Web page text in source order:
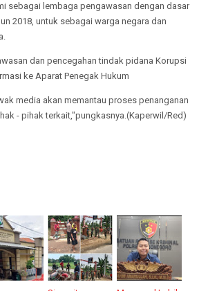
sebagai lembaga pengawasan dengan dasar
2018, untuk sebagai warga negara dan
dan pencegahan tindak pidana Korupsi
ke Aparat Penegak Hukum
media akan memantau proses penanganan
- pihak terkait,"pungkasnya.(Kaperwil/Red)